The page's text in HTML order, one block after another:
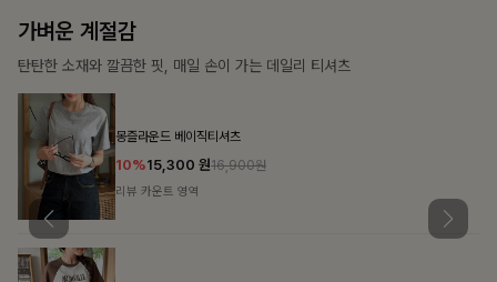
가장 쉬운 코디
특별한 날부터 일상까지 함께하는 룩